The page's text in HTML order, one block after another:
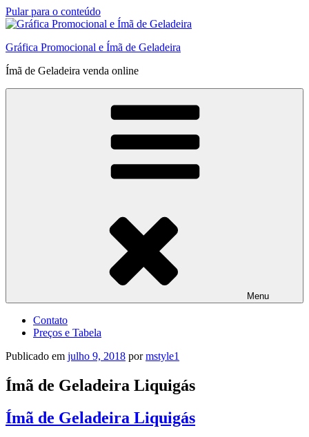
Pular para o conteúdo
Gráfica Promocional e Ímã de Geladeira
Ímã de Geladeira venda online
Menu
Contato
Preços e Tabela
Publicado em julho 9, 2018 pormstyle1
Ímã de Geladeira Liquigás
Ímã de Geladeira Liquigás